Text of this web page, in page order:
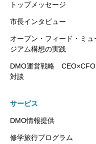
トップメッセージ
市長インタビュー
オープン・フィード・ミュ
ジアム構想の実践
DMO運営戦略 CEO×CFO
対談
サービス
DMO情報提供
修学旅行プログラム